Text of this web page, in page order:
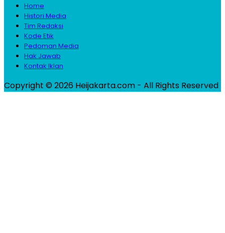
Home
Histori Media
Tim Redaksi
Kode Etik
Pedoman Media
Hak Jawab
Kontak Iklan
Copyright © 2026 Heijakarta.com - All Rights Reserved